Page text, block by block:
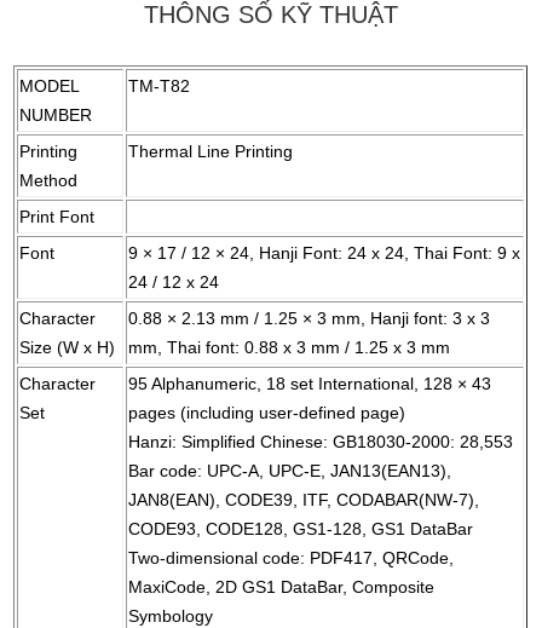
THÔNG SỐ KỸ THUẬT
MODEL
NUMBER
TM-T82
Printing
Method
Thermal Line Printing
Print Font
Font
9 × 17 / 12 × 24, Hanji Font: 24 x 24, Thai Font: 9 x
24 / 12 x 24
Character
Size (W x H)
0.88 × 2.13 mm / 1.25 × 3 mm, Hanji font: 3 x 3
mm, Thai font: 0.88 x 3 mm / 1.25 x 3 mm
Character
Set
95 Alphanumeric, 18 set International, 128 × 43
pages (including user-defined page)
Hanzi: Simplified Chinese: GB18030-2000: 28,553
Bar code: UPC-A, UPC-E, JAN13(EAN13),
JAN8(EAN), CODE39, ITF, CODABAR(NW-7),
CODE93, CODE128, GS1-128, GS1 DataBar
Two-dimensional code: PDF417, QRCode,
MaxiCode, 2D GS1 DataBar, Composite
Symbology